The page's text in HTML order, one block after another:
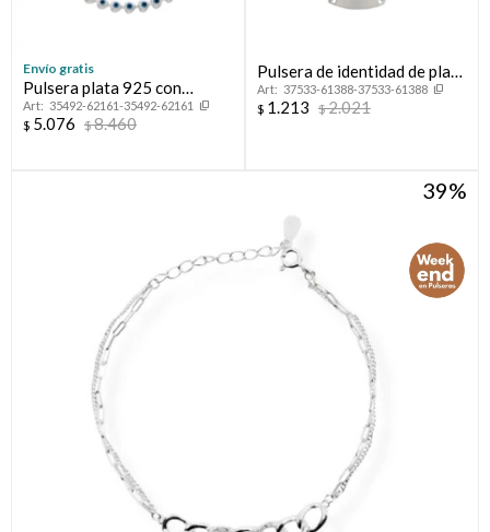
Envío gratis
Pulsera plata 925 con
esmalte.
35492-62161-35492-62161
$ 5.076 $8.460
Pulsera de identidad de plata
925.37533-61388-37533-61388
$ 1.213 $2.021
39